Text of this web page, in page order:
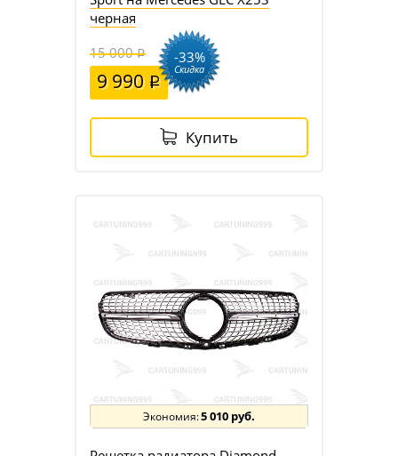
черная
15 000
9 990
-33%
Скидка
Купить
5 010 руб.